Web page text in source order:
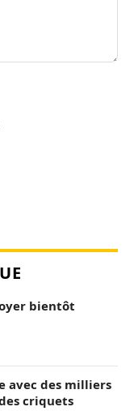
bientôt
avec des milliers
criquets